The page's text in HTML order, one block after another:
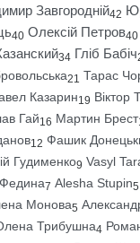
Завгородній42
40 Олексій Петров40
34 Гліб Бабіч
21 Тарас
Казарин19 Віктор
Гай16 Мартин Брест
12 Фашик
Гудименко9 Vasyl
7 Alesha Stupin5
Монова5
Трибушна4